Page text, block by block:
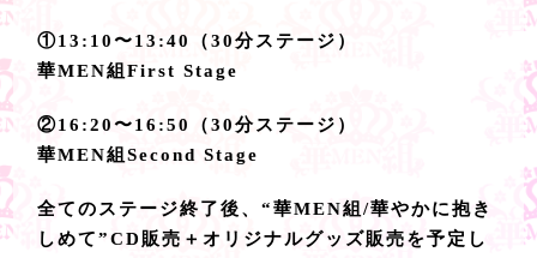
①13:10〜13:40（30分ステージ）
華MEN組First Stage
②16:20〜16:50（30分ステージ）
華MEN組Second Stage
全てのステージ終了後、“華MEN組/華やかに抱き
しめて”CD販売＋オリジナルグッズ販売を予定し